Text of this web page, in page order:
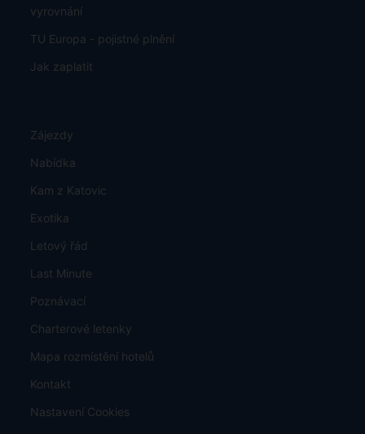
vyrovnání
TU Europa - pojistné plnění
Jak zaplatit
Zájezdy
Nabídka
Kam z Katovic
Exotika
Letový řád
Last Minute
Poznávací
Charterové letenky
Mapa rozmístění hotelů
Kontakt
Nastavení Cookies